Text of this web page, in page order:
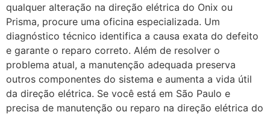
qualquer alteração na direção elétrica do Onix ou
Prisma, procure uma oficina especializada. Um
diagnóstico técnico identifica a causa exata do defeito
e garante o reparo correto. Além de resolver o
problema atual, a manutenção adequada preserva
outros componentes do sistema e aumenta a vida útil
da direção elétrica. Se você está em São Paulo e
precisa de manutenção ou reparo na direção elétrica do